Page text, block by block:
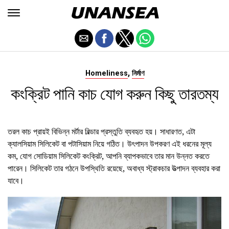
Homeliness, নির্মাণ
কংক্রিট পানি কাচ যোগ করুন কিছু তারতম্য
তরল কাচ প্রায়ই বিভিন্ন মর্টার বিল্ডার প্রস্তুতি ব্যবহৃত হয়। সাধারণত, এটা
ক্যালসিয়াম সিলিকেট বা পটাসিয়াম নিয়ে গঠিত। উৎপাদন উপকরণ এই ধরনের মূল্য
কম, যোগ সোডিয়াম সিলিকেট কংক্রিট, আপনি ব্যাপকভাবে তার মান উন্নত করতে
পারেন। সিলিকেট তার গঠনে উপস্থিতি রয়েছে, অবাধ্য স্ট্রাকচার উত্পাদন ব্যবহার করা
যাবে।